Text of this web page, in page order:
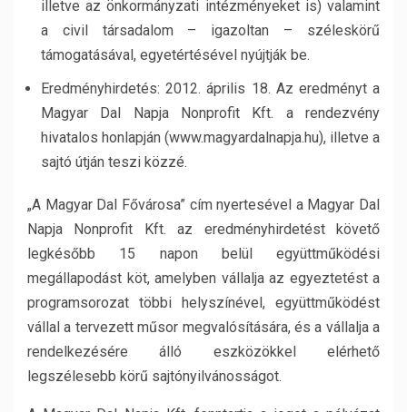
illetve az önkormányzati intézményeket is) valamint
a civil társadalom – igazoltan – széleskörű
támogatásával, egyetértésével nyújtják be.
Eredményhirdetés: 2012. április 18. Az eredményt a
Magyar Dal Napja Nonprofit Kft. a rendezvény
hivatalos honlapján (www.magyardalnapja.hu), illetve a
sajtó útján teszi közzé.
„A Magyar Dal Fővárosa” cím nyertesével a Magyar Dal
Napja Nonprofit Kft. az eredményhirdetést követő
legkésőbb 15 napon belül együttműködési
megállapodást köt, amelyben vállalja az egyeztetést a
programsorozat többi helyszínével, együttműködést
vállal a tervezett műsor megvalósítására, és a vállalja a
rendelkezésére álló eszközökkel elérhető
legszélesebb körű sajtónyilvánosságot.